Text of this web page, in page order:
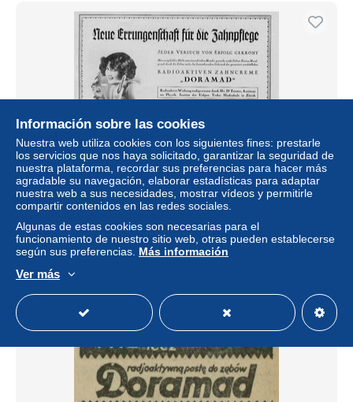
Doramad Radioaktive Zahncreme Dentifrice Thoothpaste
Radioactivité Publicité - Advertising (Photo)
± 1,95 US$
Estatus
Información sobre las cookies
Nuestra web utiliza cookies con los siguientes fines: prestarle
los servicios que nos haya solicitado, garantizar la seguridad de
nuestra plataforma, recordar sus preferencias para hacer más
agradable su navegación, elaborar estadísticas para adaptar
nuestra web a sus necesidades, mostrar vídeos y permitirle
compartir contenidos en las redes sociales.
Algunas de estas cookies son necesarias para el
funcionamiento de nuestro sitio web, otras pueden establecerse
según sus preferencias. Más información
Ver más